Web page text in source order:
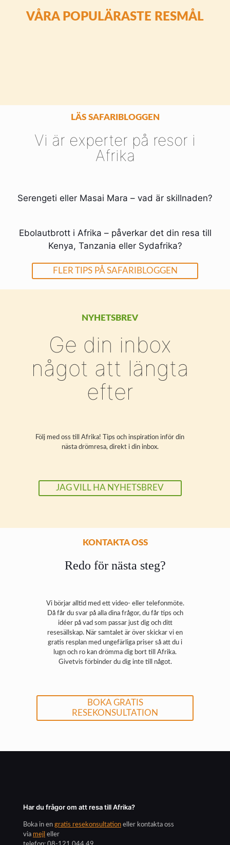
VÅRA POPULÄRASTE RESMÅL
Sydafrika
Tanzania
LÄS SAFARIBLOGGEN
Vi är experter på resor i
Afrika
Serengeti eller Masai Mara – vad är skillnaden?
Ebolautbrott i Afrika – påverkar det din resa till
Kenya, Tanzania eller Sydafrika?
FLER TIPS PÅ SAFARIBLOGGEN
NYHETSBREV
Ge din inbox
något att längta
efter
Följ med oss till Afrika! Tips och inspiration inför din
nästa drömresa, direkt i din inbox.
JAG VILL HA NYHETSBREV
KONTAKTA OSS
Redo för nästa steg?
Vi börjar alltid med ett video- eller telefonmöte.
Då får du svar på alla dina frågor, du får tips och
idéer på vad som passar just dig och ditt
resesällskap. När samtalet är över skickar vi en
gratis resplan med ungefärliga priser så att du i
lugn och ro kan drömma dig bort till Afrika.
Givetvis förbinder du dig inte till något.
BOKA GRATIS
RESEKONSULTATION
Har du frågor om att resa till Afrika?
Boka in en gratis resekonsultation eller kontakta oss
via mejl eller